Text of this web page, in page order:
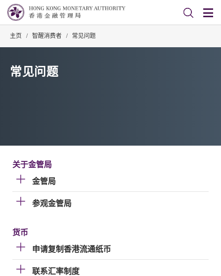
主页 / 智醒消费者 / 常见问题
常见问题
关于金管局
金管局
参观金管局
货币
申请复制香港流通纸币
联系汇率制度